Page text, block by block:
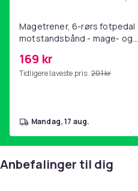
Magetrener, 6-rørs fotpedal
motstandsbånd - mage- og
hjemmegymnastikk Pink
169 kr
Tidligere laveste pris: 201 kr
mandag, 17 aug.
Anbefalinger til dig